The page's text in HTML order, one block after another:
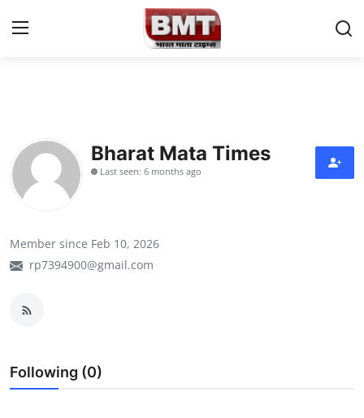
Contact
अंतरराष्ट्रीय समाचार
मध्य प्रदेश
मनोरंजन
Bharat Mata Times
Last seen: 6 months ago
Member since Feb 10, 2026
rp7394900@gmail.com
Following (0)